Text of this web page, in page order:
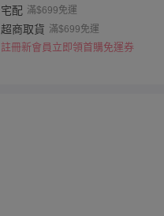
宅配 滿$699免運
超商取貨 滿$699免運
註冊新會員立即領首購免運券